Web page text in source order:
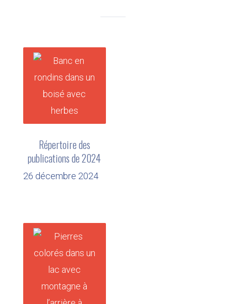
Répertoire des
publications de 2024
26 décembre 2024